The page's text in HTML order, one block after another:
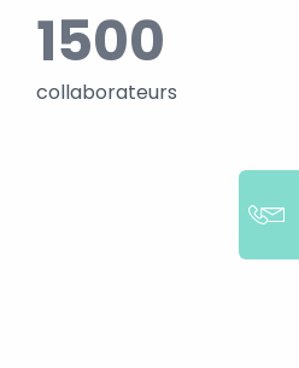
1500
collaborateurs